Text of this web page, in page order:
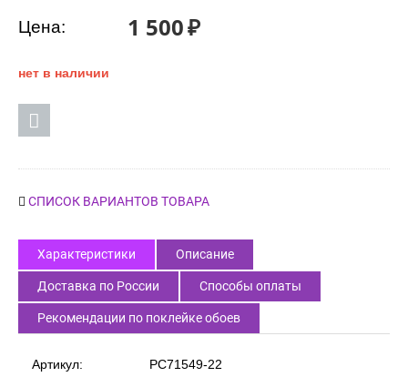
Цена: 1 500₽
нет в наличии
СПИСОК ВАРИАНТОВ ТОВАРА
Характеристики Описание
Доставка по России Способы оплаты
Рекомендации по поклейке обоев
Артикул: PC71549-22